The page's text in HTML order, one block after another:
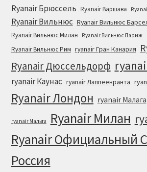
Ryanair Брюссель Ryanair Варшава
Ryanair Вильнюс Ryanair Вильнюс
Ryanair Вильнюс Милан Ryanair Вильнюс Париж
Ryanair Вильнюс Рим ryanair Гран Канария
Ryanair Дюссельдорф
ryanair Каунас ryanair Лаппеенранта
Ryanair Лондон ryanair Малага
ryanair Мальта Ryanair Милан
Ryanair Официальный
Россия